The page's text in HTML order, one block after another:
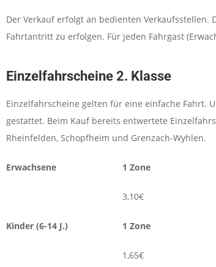
Der Verkauf erfolgt an bedienten
Fahrtantritt zu erfolgen. Für jeden Fahrgast
Einzelfahrscheine 2. Klasse
Einzelfahrscheine gelten für eine einfache Fahrt.
gestattet. Beim Kauf bereits entwertete
Rheinfelden, Schopfheim und Grenzach-Wyhlen.
Erwachsene 1 Zone
3,10€
Kinder (6-14 J.) 1 Zone
1,65€